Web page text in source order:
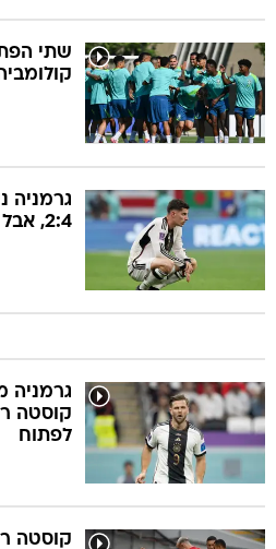
שתי
גרמניה
2:4, אבל הודחה מהמונדיאל
גרמניה
קוסטה
לפתוח
קוסטה